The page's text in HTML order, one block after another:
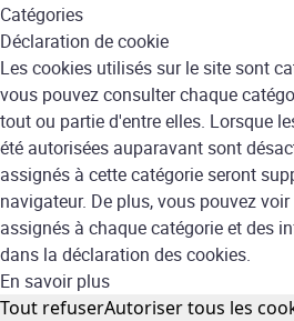
Catégories
Déclaration de cookie
Les cookies utilisés sur le site sont
vous pouvez consulter chaque
tout ou partie d'entre elles. Lorsque
été autorisées auparavant sont
assignés à cette catégorie seront
navigateur. De plus, vous pouvez
assignés à chaque catégorie et des
dans la déclaration des cookies.
En savoir plus
Tout refuserAutoriser tous les